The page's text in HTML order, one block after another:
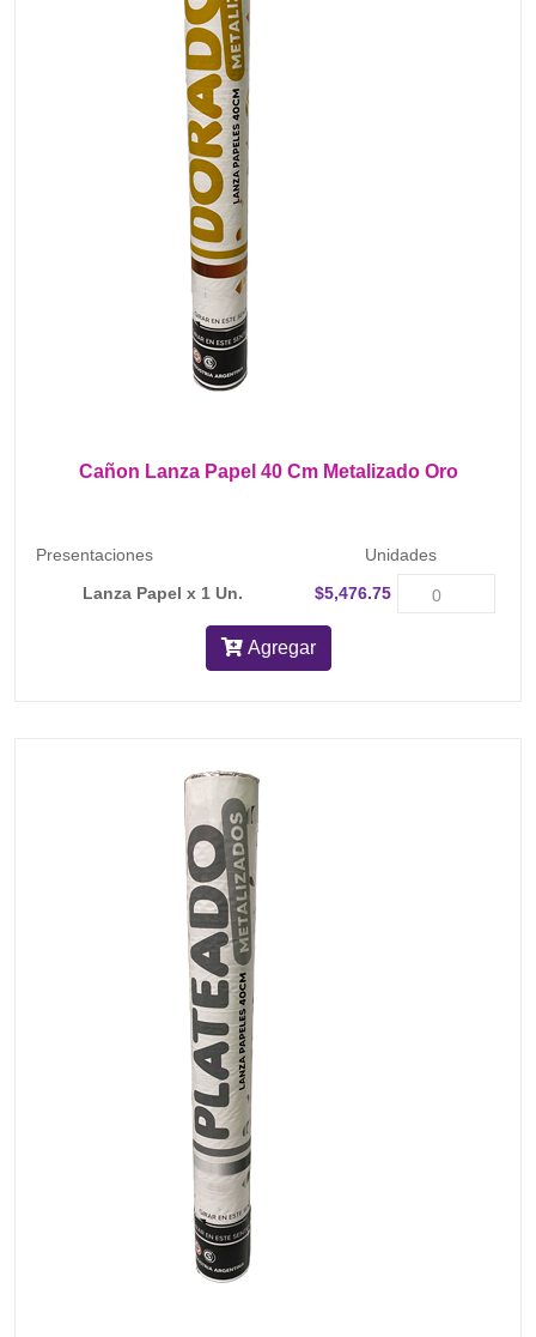
Cañon Lanza Papel 40 Cm Metalizado Oro
Presentaciones
Unidades
Lanza Papel x 1 Un.
$5,476.75
Agregar